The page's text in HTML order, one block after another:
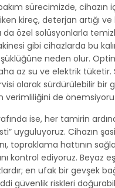
sürecimizde, cihazın iç
kireç, deterjan artığı
da özel solüsyonlarla
gibi cihazlarda bu
neden olur.
az su ve elektrik tüketir.
olarak sürdürülebilir bir
verimliliğini de
ise, her tamirin
uyguluyoruz. Cihazın
topraklama hattının
kontrol ediyoruz. Beyaz
en ufak bir gevşek
güvenlik riskleri